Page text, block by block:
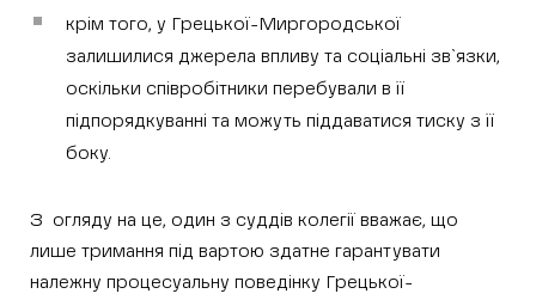
крім того, у Грецької-Миргородської
залишилися джерела впливу та соціальні зв`язки,
оскільки співробітники перебували в її
підпорядкуванні та можуть піддаватися тиску з її
боку.
З огляду на це, один з суддів колегії вважає, що
лише тримання під вартою здатне гарантувати
належну процесуальну поведінку Грецької-